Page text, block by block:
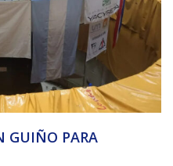
GUIÑO PARA